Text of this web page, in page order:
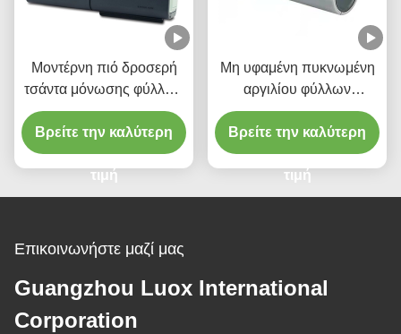
Μοντέρνη πιό δροσερή
τσάντα μόνωσης φύλλων
αλουμινίου αργιλίου για
το παντοπωλείο
Βρείτε την καλύτερη
τιμή
Μη υφαμένη πυκνωμένη
αργιλίου φύλλων
αλουμινίου πιό δροσερή
τσαντών φορητή τσάντα
μόνωσης κέικ
take-$l*away
Βρείτε την καλύτερη
τιμή
Επικοινωνήστε μαζί μας
Guangzhou Luox International
Corporation